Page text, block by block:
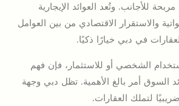
للأجانب. وتُعد العوائد الإيجارية
والاستقرار الاقتصادي من بين العوامل
في دبي خيارًا ذكيًا.
الشخصي أو للاستثمار، فإن فهم
السوق أمر بالغ الأهمية. تظل دبي وجهة
لتملك العقارات.